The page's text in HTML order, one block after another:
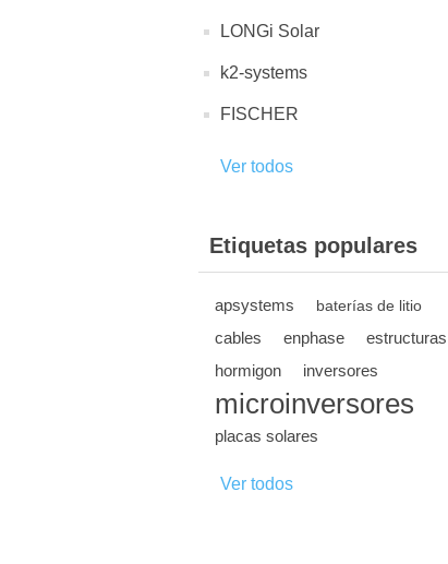
LONGi Solar
k2-systems
FISCHER
Ver todos
Etiquetas populares
apsystems baterías de litio
cables enphase
estructuras
hormigon
inversores
microinversores
placas solares
Ver todos